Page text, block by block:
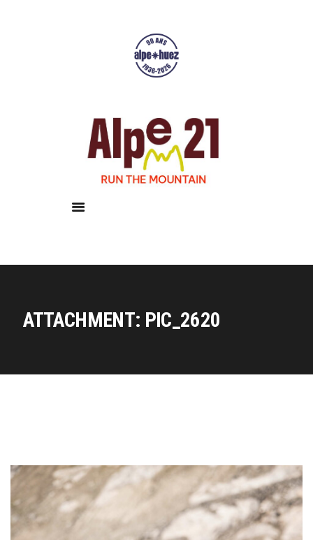
ATTACHMENT: PIC_2620
Résultats
Galerie
Infos pratiques